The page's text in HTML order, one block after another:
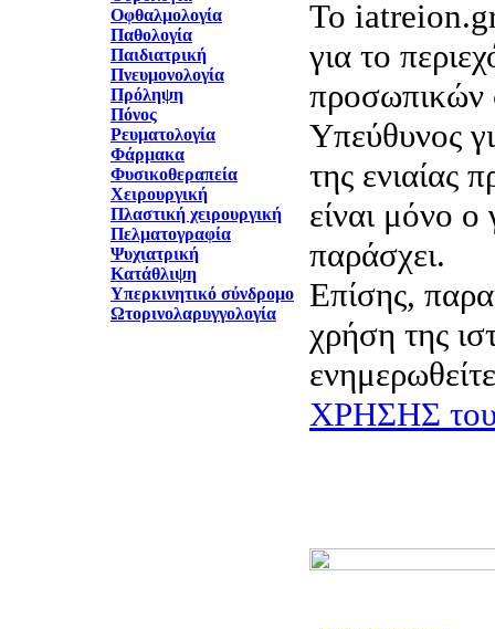
Οφθαλμολογία
Παθολογία
Παιδιατρική
Πνευμονολογία
Πρόληψη
Πόνος
Ρευματολογία
Φάρμακα
Φυσικοθεραπεία
Χειρουργική
Πλαστική χειρουργική
Πελματογραφία
Ψυχιατρική
Κατάθλιψη
Υπερκινητικό σύνδρομο
Ωτορινολαρυγγολογία
Το iatreion.gr
για το
προσωπικών
Υπεύθυνος
της ενιαίας
είναι μόνο ο
παράσχει.
Επίσης,
χρήση της
ΧΡΗΣΗΣ